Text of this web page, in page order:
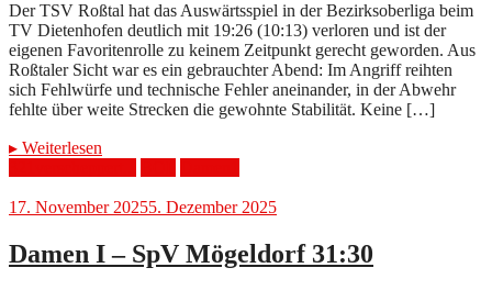
Der TSV Roßtal hat das Auswärtsspiel in der Bezirksoberliga beim
TV Dietenhofen deutlich mit 19:26 (10:13) verloren und ist der
eigenen Favoritenrolle zu keinem Zeitpunkt gerecht geworden. Aus
Roßtaler Sicht war es ein gebrauchter Abend: Im Angriff reihten
sich Fehlwürfe und technische Fehler aneinander, in der Abwehr
fehlte über weite Strecken die gewohnte Stabilität. Keine […]
▸ Weiterlesen
17. November 20255. Dezember 2025
Damen I – SpV Mögeldorf 31:30